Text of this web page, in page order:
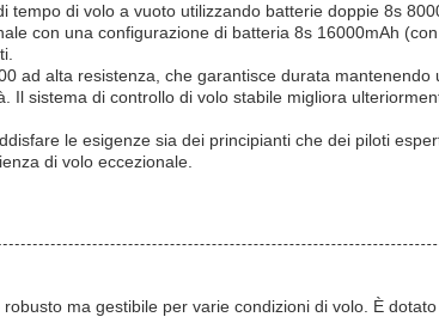
di volo a vuoto utilizzando batterie doppie 8s
con una configurazione di batteria 8s 16000mAh
ad alta resistenza, che garantisce durata mantenendo
Il sistema di controllo di volo stabile migliora
le esigenze sia dei principianti che dei piloti
di volo eccezionale.
ma gestibile per varie condizioni di volo. È